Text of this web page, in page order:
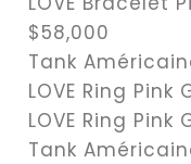
$58,000
Tank
LOVE Ring Pink
LOVE Ring
Tank